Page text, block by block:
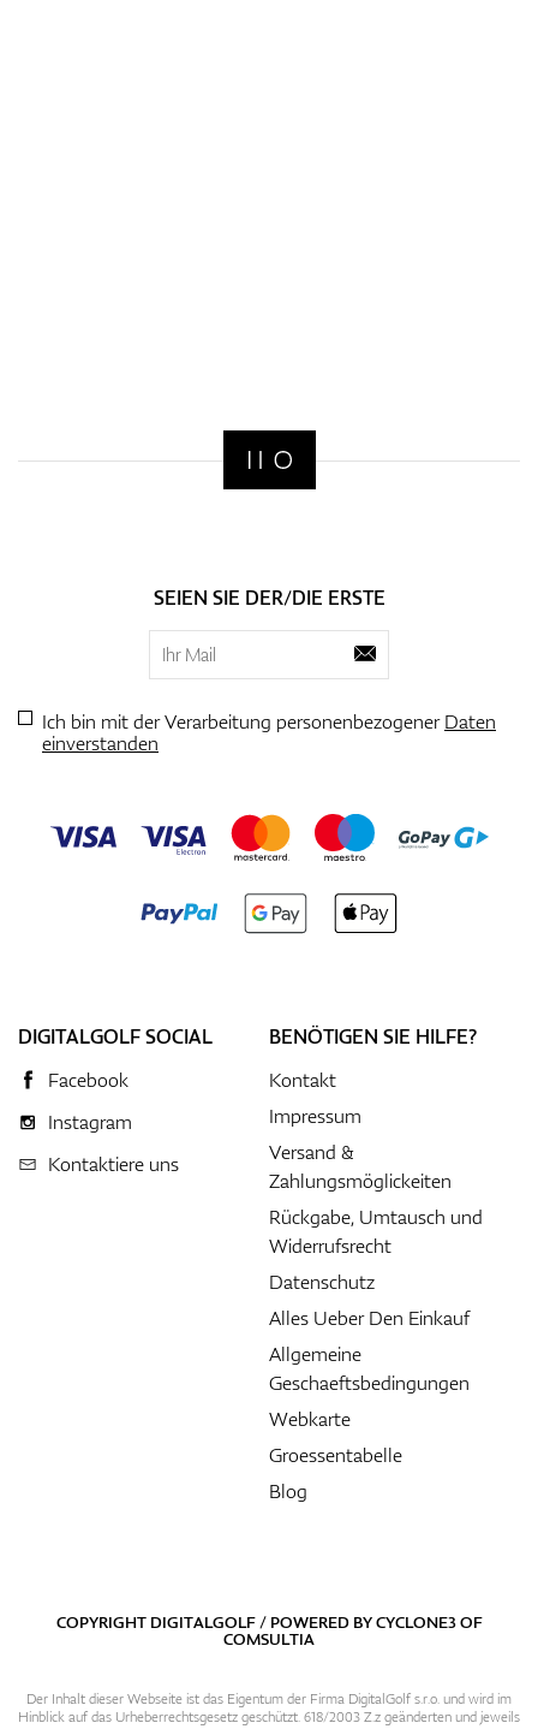
SEIEN SIE DER/DIE ERSTE
Ich bin mit der Verarbeitung personenbezogenerDaten
einverstanden
DIGITALGOLF SOCIAL
Facebook
Instagram
Kontaktiere uns
BENÖTIGEN SIE HILFE?
Kontakt
Impressum
Versand &
Zahlungsmöglickeiten
Rückgabe, Umtausch und
Widerrufsrecht
Datenschutz
Alles Ueber Den Einkauf
Allgemeine
Geschaeftsbedingungen
Webkarte
Groessentabelle
Blog
COPYRIGHT DIGITALGOLF / POWERED BYCYCLONE3OF
COMSULTIA
Der Inhalt dieser Webseite ist das Eigentum der Firma DigitalGolf s.r.o. und wird im
Hinblick auf das Urheberrechtsgesetz geschützt. 618/2003 Z.z geänderten und jeweils